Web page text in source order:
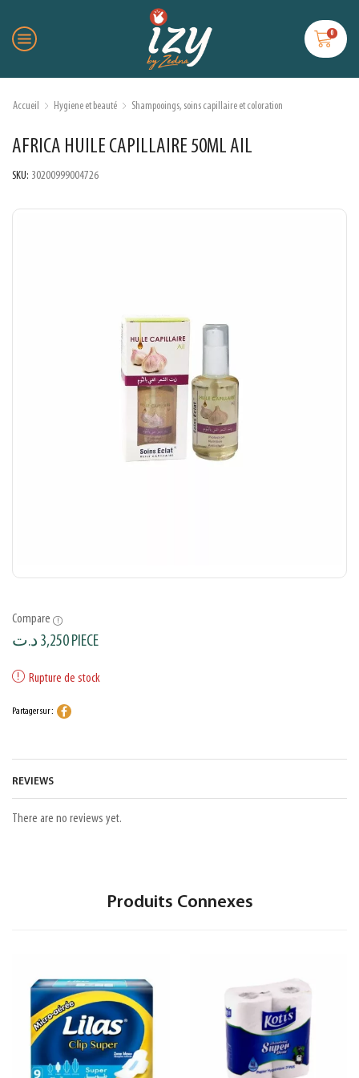
0
Accueil Hygiene et beauté Shampooings, soins capillaire et coloration
AFRICA HUILE CAPILLAIRE 50ML AIL
SKU: 30200999004726
Compare
3,250د.ت PIECE
Rupture de stock
Partager sur :
REVIEWS
There are no reviews yet.
Produits Connexes